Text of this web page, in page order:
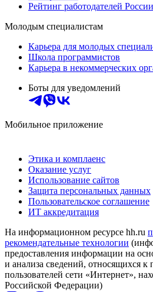
Рейтинг работодателей России
Молодым специалистам
Карьера для молодых
Школа программистов
Карьера в некоммерческих
Боты для уведомлений
Мобильное приложение
Этика и комплаенс
Оказание услуг
Использование сайтов
Защита персональных данных
Пользовательское соглашение
ИТ аккредитация
На информационном ресурсе hh.ru
рекомендательные технологии
предоставления информации на
и анализа сведений, относящихся к
пользователей сети «Интернет»,
Российской Федерации)